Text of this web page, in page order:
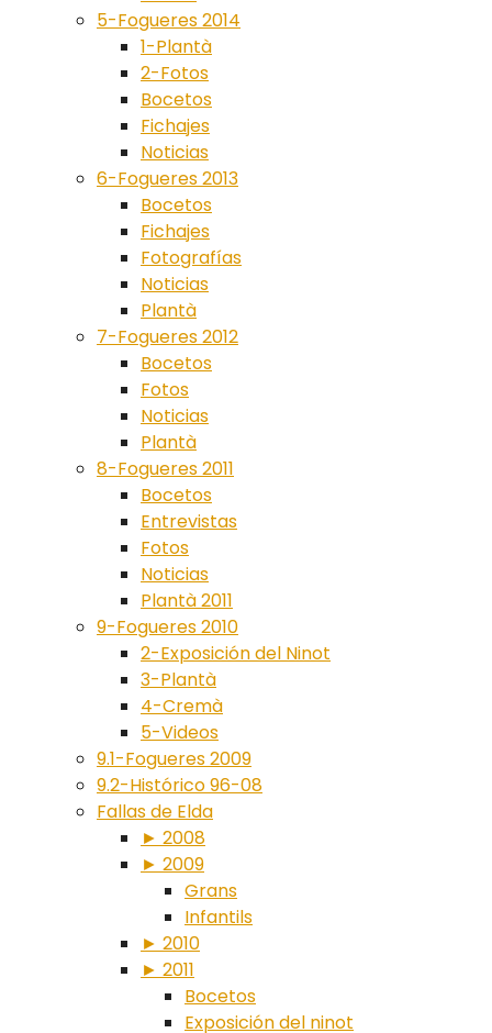
5-Fogueres 2014
1-Plantà
2-Fotos
Bocetos
Fichajes
Noticias
6-Fogueres 2013
Bocetos
Fichajes
Fotografías
Noticias
Plantà
7-Fogueres 2012
Bocetos
Fotos
Noticias
Plantà
8-Fogueres 2011
Bocetos
Entrevistas
Fotos
Noticias
Plantà 2011
9-Fogueres 2010
2-Exposición del Ninot
3-Plantà
4-Cremà
5-Videos
9.1-Fogueres 2009
9.2-Histórico 96-08
Fallas de Elda
► 2008
► 2009
Grans
Infantils
► 2010
► 2011
Bocetos
Exposición del ninot